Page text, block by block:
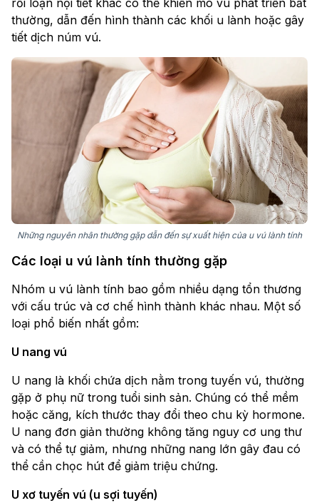
rối loạn nội tiết khác có thể khiến mô vú phát triển bất
thường, dẫn đến hình thành các khối u lành hoặc gây
tiết dịch núm vú.
Những nguyên nhân thường gặp dẫn đến sự xuất hiện của u vú lành tính
Các loại u vú lành tính thường gặp
Nhóm u vú lành tính bao gồm nhiều dạng tổn thương
với cấu trúc và cơ chế hình thành khác nhau. Một số
loại phổ biến nhất gồm:
U nang vú
U nang là khối chứa dịch nằm trong tuyến vú, thường
gặp ở phụ nữ trong tuổi sinh sản. Chúng có thể mềm
hoặc căng, kích thước thay đổi theo chu kỳ hormone.
U nang đơn giản thường không tăng nguy cơ ung thư
và có thể tự giảm, nhưng những nang lớn gây đau có
thể cần chọc hút để giảm triệu chứng.
U xơ tuyến vú (u sợi tuyến)